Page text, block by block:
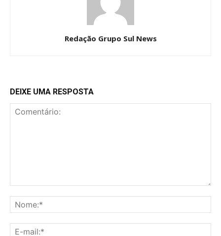
Redação Grupo Sul News
DEIXE UMA RESPOSTA